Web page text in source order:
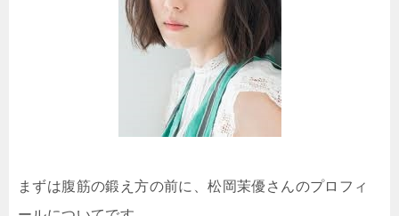
まずは腹筋の鍛え方の前に、松岡茉優さんのプロフィ